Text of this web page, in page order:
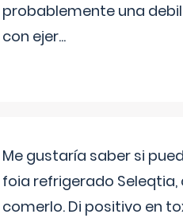
probablemente una
con ejer...
Me gustaría saber si
foia refrigerado Seleqtia,
comerlo. Di positivo en